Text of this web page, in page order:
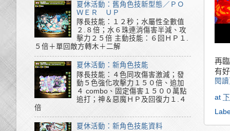
再
有
閱
at
夏休活動：舊角色技新型態／ＰＯ
ＷＥＲ ＵＰ
隊長技能：１２秒；水屬性全數值
２.８倍；水６珠連消傷害半減、攻
擊力２５倍 主動技能：６回ＨＰ１.
５倍＋單回敵方轉木＋二解
夏休活動：新角色技能
隊長技能：４色同攻傷害激減；發
動５色強化攻擊力１５０倍、追加
４ combo、固定傷害１５００萬點
追打；神＆惡魔ＨＰ及回復力１.４
倍
夏休活動：新角色技能資料